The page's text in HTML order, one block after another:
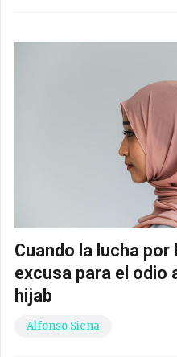
Cuando la lucha
excusa para el odio
hijab
Alfonso Siena